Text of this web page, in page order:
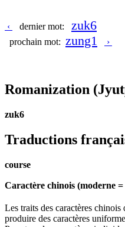
‹ dernier mot: zuk6
prochain mot: zung1 ›
Romanization
zuk6
Traductions
course
Caractère chinois (moderne
Les traits des caractères
produire des caractères